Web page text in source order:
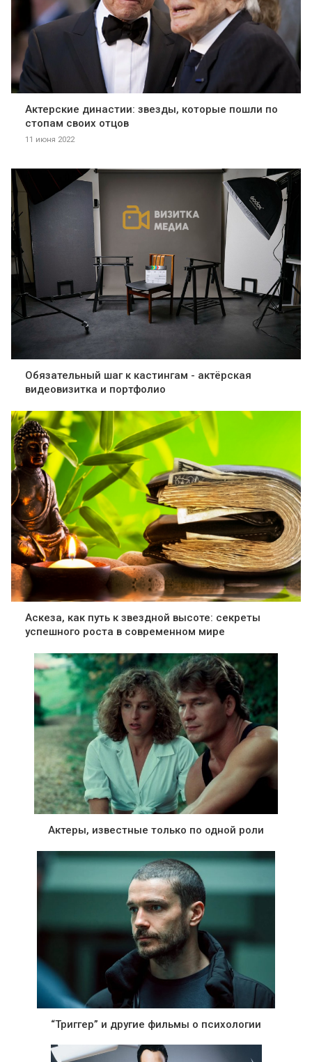
Актерские династии: звезды, которые пошли по
стопам своих отцов
11 июня 2022
Обязательный шаг к кастингам - актёрская
видеовизитка и портфолио
Аскеза, как путь к звездной высоте: секреты
успешного роста в современном мире
Актеры, известные только по одной роли
“Триггер” и другие фильмы о психологии